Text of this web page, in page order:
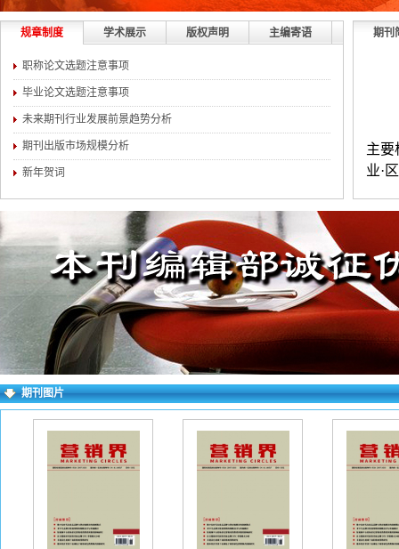
规章制度 学术展示 版权声明 主编寄语
职称论文选题注意事项
毕业论文选题注意事项
未来期刊行业发展前景趋势分析
期刊出版市场规模分析
新年贺词
期刊
主要
业·
练，
为宜
证无
进行
右上
失败
期刊图片